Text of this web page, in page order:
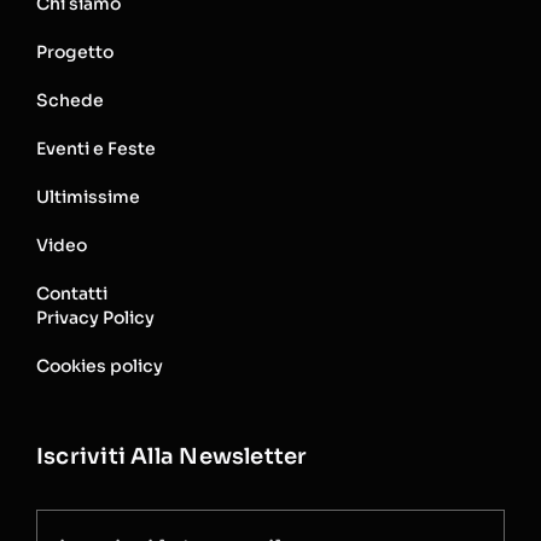
Progetto
Schede
Eventi e Feste
Ultimissime
Video
Contatti
Privacy Policy
Cookies policy
Iscriviti Alla Newsletter